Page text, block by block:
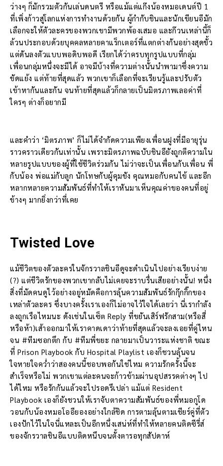
ว่างๆ ก็มักรวมตัวกันเล่นดนตรี หรือแม้แต่แก๊งน้องหมอเดนต์ปี 1
ที่เพิ่งก้าวสู่โลกแห่งการทำงานด้วยกัน ผู้กำกับชินและนักเขียนอีมัก
เลือกจะให้ตัวละครของพวกเขามีพวกพ้องเสมอ และก๊วนเหล่านี้ก็
ล้วนประกอบด้วยบุคคลหลายคาแร็กเตอร์ที่แตกต่างกันอย่างสุดขั้ว
แต่ดันลงตัวแบบพอดิบพอดี เรียกได้ว่าครบทุกรูปแบบที่กลุ่ม
เพื่อนกลุ่มหนึ่งจะมีได้ อาจมีบ้างที่ความต่างนั้นนำพามาซึ่งความ
ขัดแย้ง แต่ท้ายที่สุดแล้ว พวกเขาก็เลือกที่จะเรียนรู้และปรับตัว
เข้าหากันและกัน จนท้ายที่สุดแล้วก็กลายเป็นมิตรภาพเลอค่าที่
ใครๆ ต่างก็อยากมี
และคำว่า ‘มิตรภาพ’ ก็ไม่ได้จำกัดความเพียงเพื่อนฝูงที่มีอายุรุ่น
ราวคราวเดียวกันเท่านั้น เพราะมิตรภาพฉบับชินอียังถูกตีความใน
หลายรูปแบบของผู้ที่ใช้ชีวิตร่วมกัน ไม่ว่าจะเป็นเพื่อนกับเพื่อน พี่
กับน้อง พ่อแม่กับลูก นักโทษกับผู้คุมขัง คุณหมอกับคนไข้ และอีก
หลากหลายความสัมพันธ์ที่ทำให้เราหันมาเห็นคุณค่าของคนที่อยู่
ข้างๆ มากยิ่งกว่าที่เคย
Twisted Love
แม้ชีวิตของตัวละครในจักรวาลชินอีดูจะดำเนินไปอย่างเรียบง่าย
(?) แต่ชีวิตรักของพวกเขากลับไม่เคยจะราบรื่นเสียอย่างนั้น! หนึ่ง
สิ่งที่มัดคนดูไว้อย่างอยู่หมัดคือการลุ้นความสัมพันธ์รักกุ๊กกิ๊กของ
เหล่าตัวละคร ซึ่งบางครั้งเราเองก็ไม่อาจไว้ใจได้เลยว่า นี่เรากำลัง
ลงถูกเรือไหมนะ ดังเช่นในเซ็ต Reply ที่ขยันเสิร์ฟรักสาม(หรือสี่
หรือห้า)เส้าออกมาให้เราคาดเดาว่าท้ายที่สุดแล้วจะลงเอยที่คู่ไหน
จน #ทีมซอกตึก กับ #ทีมพี่ขยะ กลายมาเป็นวาระแห่งชาติ ขณะ
ที่ Prison Playbook กับ Hospital Playlist เองก็ชวนลุ้นจน
ใจหายใจคว่ำว่าสองคนนี้ชอบพอกันใช่ไหม ความรักครั้งนี้จะ
สำเร็จหรือไม่ พวกเขาแต่ละคนจะก้าวข้ามผ่านอุปสรรคต่างๆ ไป
ได้ไหม หรือรักกันแล้วจะไปรอดรึเปล่า แม้แต่ Resident
Playbook เองก็ยังชวนให้เราจับตาความสัมพันธ์ของพี่หมอกูโด
วอนกับน้องหมอโออียองอย่างใกล้ชิด การตามลุ้นตามเชียร์คู่ที่ตัว
เองปักไว้ในใจนี่แหละเป็นอีกหนึ่งเสน่ห์ที่ทำให้หลายคนติดซีรี่ส์
ของจักรวาลชินอีแบบติดหนึบจนตั้งตารอทุกสัปดาห์